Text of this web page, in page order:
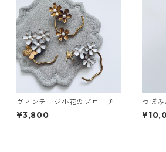
ヴィンテージ小花のブローチ
¥3,800
つぼ
ス